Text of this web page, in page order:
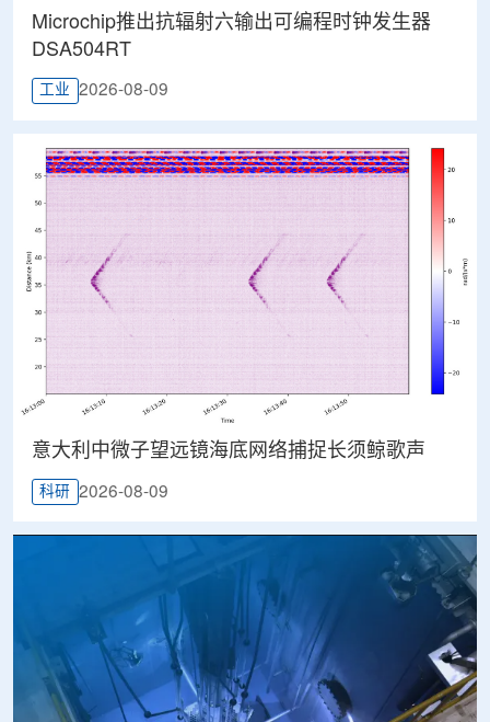
Microchip推出抗辐射六输出可编程时钟发生器
DSA504RT
工业 2026-08-09
意大利中微子望远镜海底网络捕捉长须鲸歌声
科研 2026-08-09